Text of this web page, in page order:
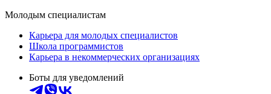
Молодым специалистам
Карьера для молодых специалистов
Школа программистов
Карьера в некоммерческих организациях
Боты для уведомлений